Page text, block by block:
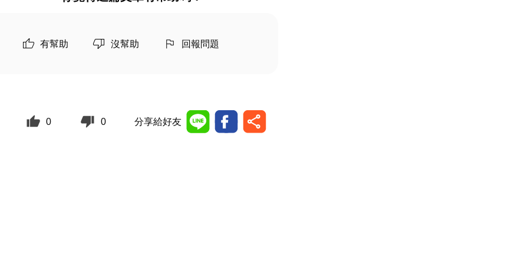
有幫助 沒幫助 回報問題
0 0 分享給好友